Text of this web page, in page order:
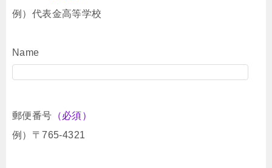
例）代表金高等学校
Name
郵便番号 （必須）
例）〒765-4321